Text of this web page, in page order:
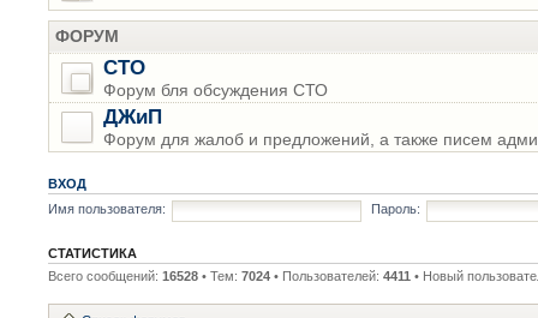
ФОРУМ
СТО
Форум бля обсуждения СТО
ДЖиП
Форум для жалоб и предложений, а также писем
ВХОД
Имя пользователя:
Пароль:
СТАТИСТИКА
Всего сообщений: 16528 • Тем: 7024 • Пользователей: 4411 • Новый